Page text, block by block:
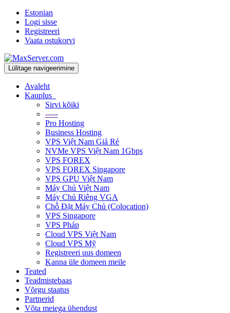
Estonian
Logi sisse
Registreeri
Vaata ostukorvi
Lülitage navigeerimine
Avaleht
Kauplus
Sirvi kõiki
-----
Pro Hosting
Business Hosting
VPS Việt Nam Giá Rẻ
NVMe VPS Việt Nam 1Gbps
VPS FOREX
VPS FOREX Singapore
VPS GPU Việt Nam
Máy Chủ Việt Nam
Máy Chủ Riêng VGA
Chỗ Đặt Máy Chủ (Colocation)
VPS Singapore
VPS Pháp
Cloud VPS Việt Nam
Cloud VPS Mỹ
Registreeri uus domeen
Kanna üle domeen meile
Teated
Teadmistebaas
Võrgu staatus
Partnerid
Võta meiega ühendust